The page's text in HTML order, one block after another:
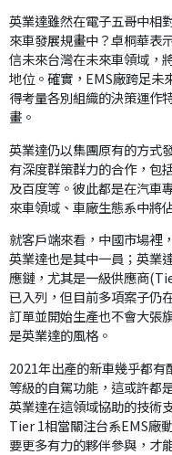
英業達雖然在電子五哥中相
來車發展規畫中？卓桐華表
信未來台灣在未來車領域，
地位。確實，EMS廠跨足未
得考量各別組織的決策運作
畫。
英業達仍以集團原有的方式
有深度群策群力的合作，包
及百度等。彼此都是在汽車
來車領域、車廠生態系中將
就客戶端來看，中國市場裡
英業達也是其中一員；英業
應鏈，尤其是一級供應商
已入列，但目前多項案子仍
訂單並開始生產也不會大張
是英業達的風格。
2021年出產的新車幾乎都
等級的自駕功能，這或許都
英業達在這領域協助的技術
Tier 1相當關注台系EMS廠
要更多有力的夥伴參與，才